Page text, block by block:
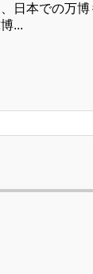
日本での万博
...